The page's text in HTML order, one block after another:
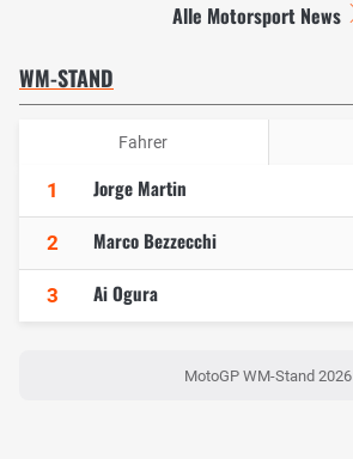
Alle Motorsport News
WM-STAND
Fahrer
1 Jorge Martin
2 Marco Bezzecchi
3 Ai Ogura
MotoGP WM-Stand 2026